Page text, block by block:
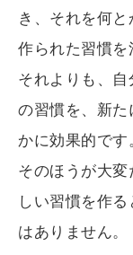
き、それを何
作られた習慣を
それよりも、
の習慣を、新た
かに効果的です
そのほうが大
しい習慣を作
はありません。